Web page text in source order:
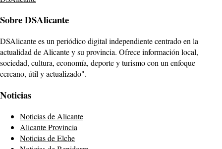
Sobre DSAlicante
DSAlicante es un periódico digital independiente centrado en la
actualidad de Alicante y su provincia. Ofrece información local,
sociedad, cultura, economía, deporte y turismo con un enfoque
cercano, útil y actualizado".
Noticias
Noticias de Alicante
Alicante Provincia
Noticias de Elche